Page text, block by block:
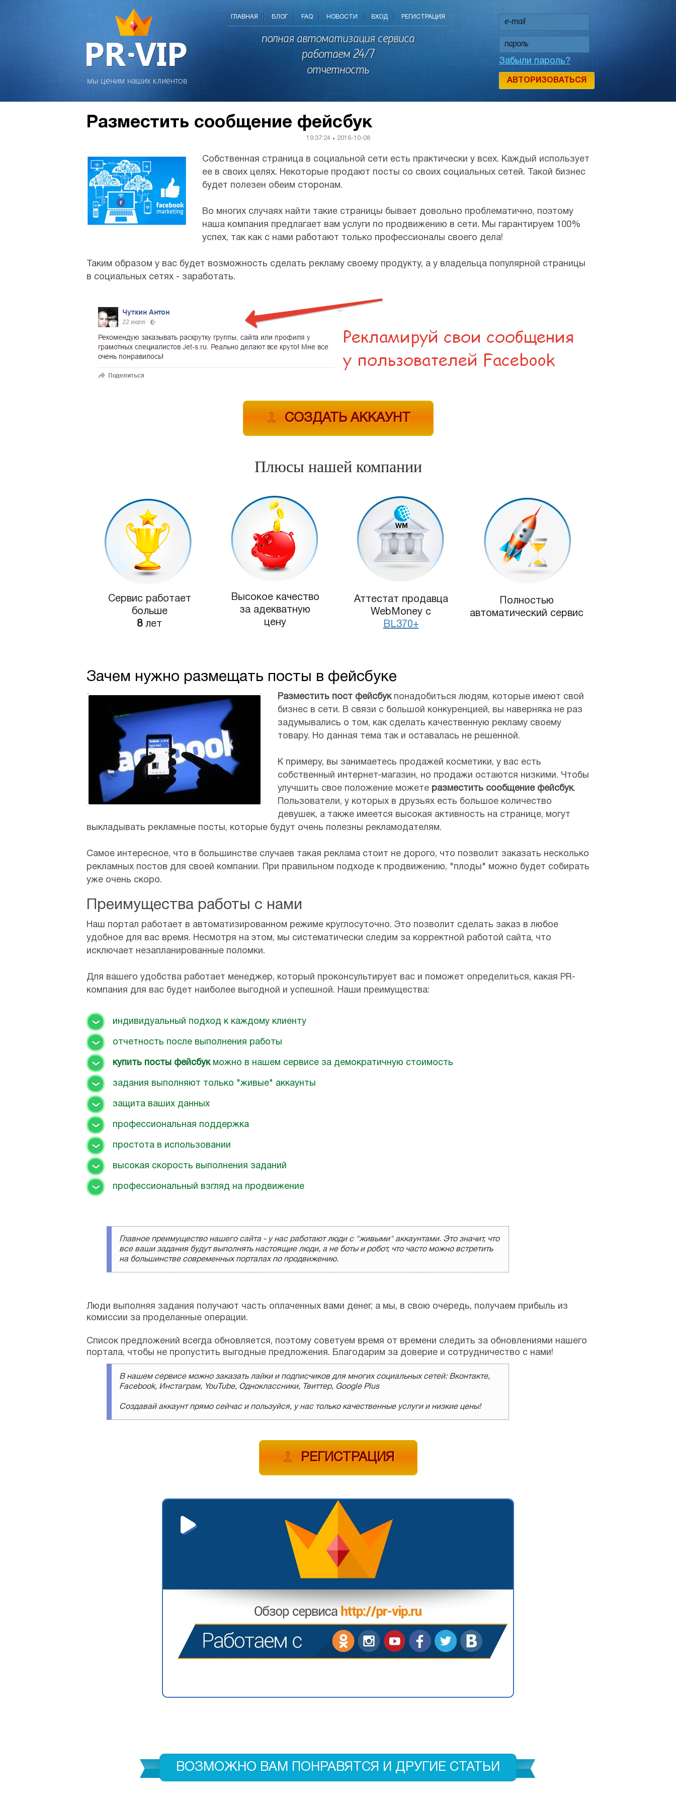
мы ценим наших клиентов
ГЛАВНАЯ БЛОГ FAQ НОВОСТИ ВХОД РЕГИСТРАЦИЯ
Забыли пароль?
АВТОРИЗОВАТЬСЯ
полная автоматизация сервиса
работаем 24/7
отчетность
Разместить сообщение фейсбук
19:37:24 2016-10-08
Собственная страница в социальной сети есть практически у всех. Каждый использует
ее в своих целях. Некоторые продают посты со своих социальных сетей. Такой бизнес
будет полезен обеим сторонам.
Во многих случаях найти такие страницы бывает довольно проблематично, поэтому
наша компания предлагает вам услуги по продвижению в сети. Мы гарантируем 100%
успех, так как с нами работают только профессионалы своего дела!
Таким образом у вас будет возможность сделать рекламу своему продукту, а у владельца популярной страницы
в социальных сетях - заработать.
СОЗДАТЬ АККАУНТ
Плюсы нашей компании
Сервис работает
больше
8лет
Высокое качество
за адекватную
цену
Аттестат продавца
WebMoney с
BL370+
Полностью
автоматический сервис
Зачем нужно размещать посты в фейсбуке
Разместить пост фейсбукпонадобиться людям, которые имеют свой
бизнес в сети. В связи с большой конкуренцией, вы наверняка не раз
задумывались о том, как сделать качественную рекламу своему
товару. Но данная тема так и оставалась не решенной.
К примеру, вы занимаетесь продажей косметики, у вас есть
собственный интернет-магазин, но продажи остаются низкими. Чтобы
улучшить свое положение можете разместить сообщение фейсбук.
Пользователи, у которых в друзьях есть большое количество
девушек, а также имеется высокая активность на странице, могут
выкладывать рекламные посты, которые будут очень полезны рекламодателям.
Самое интересное, что в большинстве случаев такая реклама стоит не дорого, что позволит заказать несколько
рекламных постов для своей компании. При правильном подходе к продвижению, "плоды" можно будет собирать
уже очень скоро.
Преимущества работы с нами
Наш портал работает в автоматизированном режиме круглосуточно. Это позволит сделать заказ в любое
удобное для вас время. Несмотря на этом, мы систематически следим за корректной работой сайта, что
исключает незапланированные поломки.
Для вашего удобства работает менеджер, который проконсультирует вас и поможет определиться, какая PR-
компания для вас будет наиболее выгодной и успешной. Наши преимущества:
индивидуальный подход к каждому клиенту
отчетность после выполнения работы
купить посты фейсбукможно в нашем сервисе за демократичную стоимость
задания выполняют только "живые" аккаунты
защита ваших данных
профессиональная поддержка
простота в использовании
высокая скорость выполнения заданий
профессиональный взгляд на продвижение
Главное преимущество нашего сайта - у нас работают люди с "живыми" аккаунтами. Это значит, что
все ваши задания будут выполнять настоящие люди, а не боты и робот, что часто можно встретить
на большинстве современных порталах по продвижению.
Люди выполняя задания получают часть оплаченных вами денег, а мы, в свою очередь, получаем прибыль из
комиссии за проделанные операции.
Список предложений всегда обновляется, поэтому советуем время от времени следить за обновлениями нашего
портала, чтобы не пропустить выгодные предложения. Благодарим за доверие и сотрудничество с нами!
В нашем сервисе можно заказать лайки и подписчиков для многих социальных сетей: Вконтакте,
Facebook, Инстаграм, YouTube, Одноклассники, Твиттер, Google Plus
Создавай аккаунт прямо сейчас и пользуйся, у нас только качественные услуги и низкие цены!
РЕГИСТРАЦИЯ
ВОЗМОЖНО ВАМ ПОНРАВЯТСЯ И ДРУГИЕ СТАТЬИ